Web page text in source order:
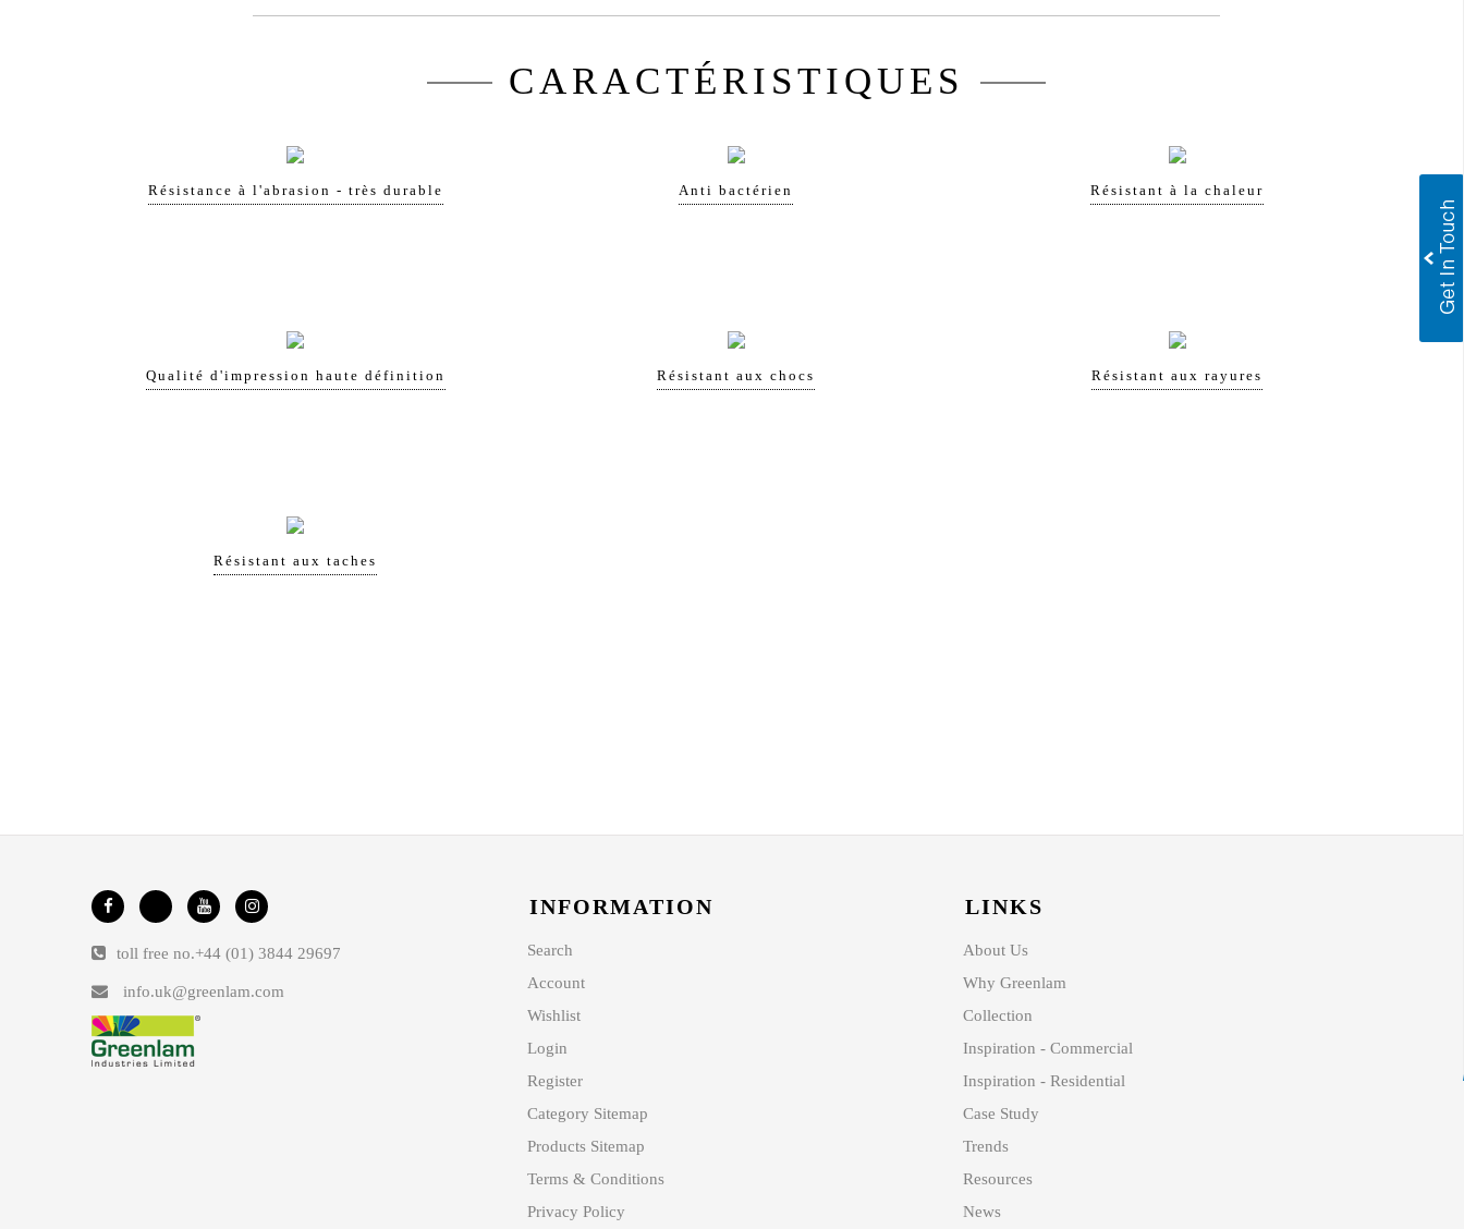
CARACTÉRISTIQUES
Résistance à l'abrasion - très durable Anti bactérien Résistant à la chaleur
Qualité d'impression haute définition Résistant aux chocs Résistant aux rayures
Résistant aux taches
toll free no.+44 (01) 3844 29697
info.uk@greenlam.com
INFORMATION
Search
Account
Wishlist
Login
Register
Category Sitemap
Products Sitemap
Terms & Conditions
Privacy Policy
LINKS
About Us
Why Greenlam
Collection
Inspiration - Commercial
Inspiration - Residential
Case Study
Trends
Resources
News